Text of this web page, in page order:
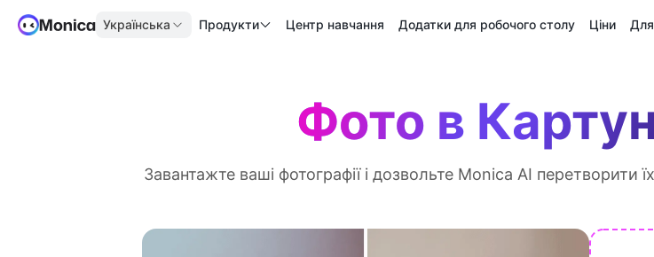
Українська Продукти Центр навчання Додатки для робочого столу Ціни Для
Фото в Картун
Завантажте ваші фотографії і дозвольте Monica AI перетворити